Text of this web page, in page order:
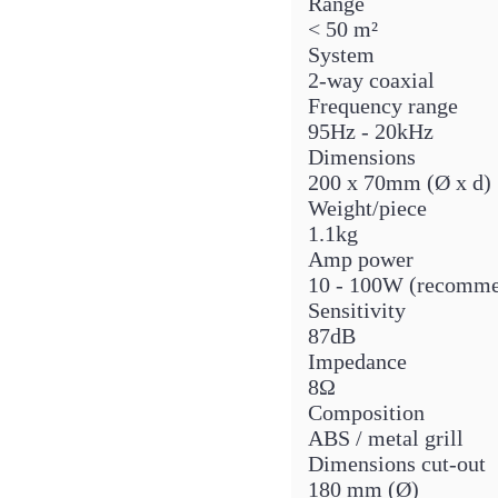
< 50 m²
System
2-way coaxial
Frequency range
95Hz - 20kHz
Dimensions
200 x 70mm (Ø x d)
Weight/piece
1.1kg
Amp power
10 - 100W
Sensitivity
87dB
Impedance
8Ω
Composition
ABS / metal grill
Dimensions cut-out
180 mm (Ø)